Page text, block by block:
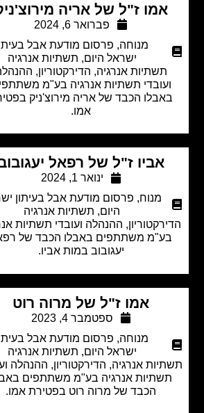
אמו ז"ל של אריה מירוצ'ניק
פברואר 6, 2024
מנוחה
פרסום מודעת אבל בעיתון
ישראל היום,תשתיות אנרגיה
תשתיות אנרגיה, הדירקטוריון, ההנהלה
תשתיות אנרגיה בע"מ משתתפים
הכבד של אריה מירוצ'ניק בפטירת
אביו ז"ל של רפאל יעגובוב
ינואר 1, 2024
מנוח,
פרסום מודעת אבל בעיתון ישראל
תשתיות אנרגיה
ההנהלה ועובדי תשתיות אנרגיה
משתתפים באבלו הכבד של רפאל
יעגובוב במות אביו.
אמו ז"ל של מרוה רוט
ספטמבר 4, 2023
מנוחה
פרסום מודעת אבל בעיתון
ישראל היום,תשתיות אנרגיה
אנרגיה, הדירקטוריון, ההנהלה ועובדי
אנרגיה בע"מ משתתפים באבלו
הכבד של מרוה רוט בפטירת אמו.